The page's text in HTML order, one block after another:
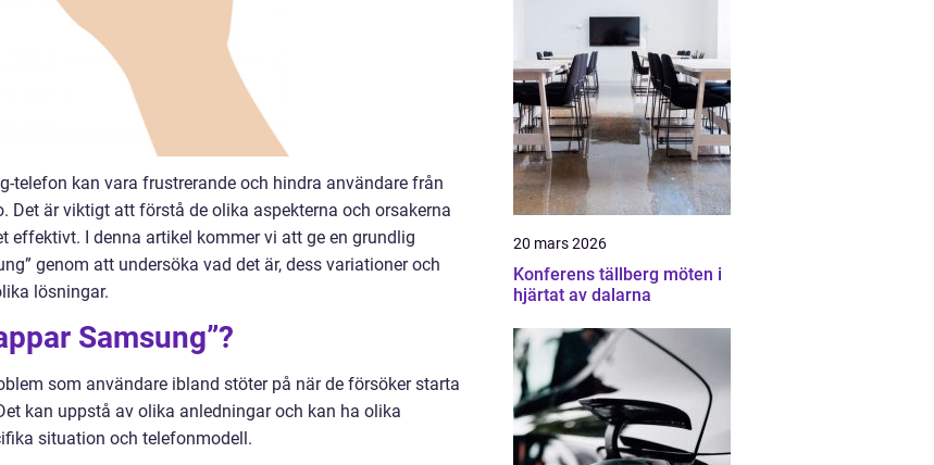
telefon kan vara frustrerande och hindra användare från
Det är viktigt att förstå de olika aspekterna och orsakerna
effektivt. I denna artikel kommer vi att ge en grundlig
genom att undersöka vad det är, dess variationer och
lösningar.
Samsung”?
som användare ibland stöter på när de försöker starta
kan uppstå av olika anledningar och kan ha olika
situation och telefonmodell.
20 mars 2026
Konferens tällberg möten i
hjärtat av dalarna